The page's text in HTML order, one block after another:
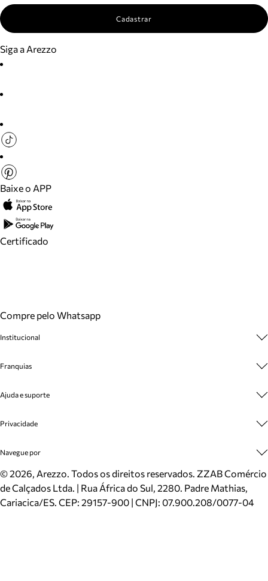
Cadastrar
Siga a Arezzo
Baixe o APP
Certificado
Compre pelo Whatsapp
Institucional
Cashback
Venda Corporativa
Mapa do Site
Inverno
Mundo Arezzo
Franquias
Plano de Negócio
Ajuda e suporte
Cadastro
Meus Pedidos
Trocas e Devoluções
Cartão Presente
Localizador de lojas
Privacidade
Politica e Privacidade
Navegue por
Sapatos
Bolsas
Scarpins
©2026, Arezzo. Todos os direitos reservados. ZZAB Comércio
de Calçados Ltda. | Rua África do Sul, 2280. Padre Mathias,
Cariacica/ES. CEP: 29157-900 | CNPJ: 07.900.208/0077-04